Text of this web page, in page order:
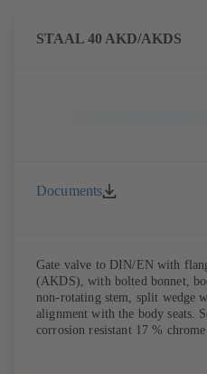
STAAL 40 AKD/AKDS
Documents
Gate valve to DIN/EN with
(AKDS), with bolted bonnet,
non-rotating stem, split wedge
alignment with the body seats.
corrosion resistant 17 % chrome